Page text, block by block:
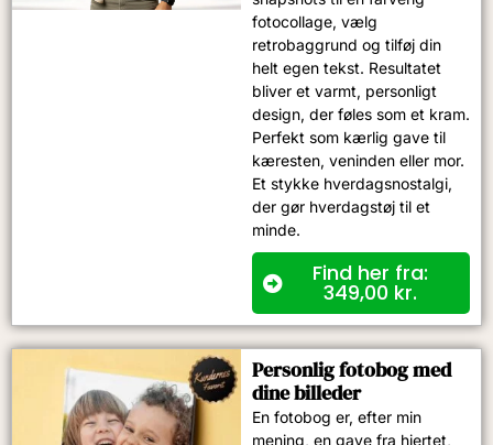
fotocollage, vælg
retrobaggrund og tilføj din
helt egen tekst. Resultatet
bliver et varmt, personligt
design, der føles som et kram.
Perfekt som kærlig gave til
kæresten, veninden eller mor.
Et stykke hverdagsnostalgi,
der gør hverdagstøj til et
minde.
Find her fra:
349,00 kr.
Personlig fotobog med
dine billeder
En fotobog er, efter min
mening, en gave fra hjertet,